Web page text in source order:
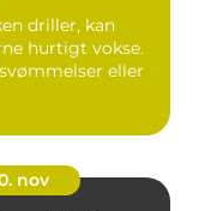
driller, kan
hurtigt vokse.
eller
nov